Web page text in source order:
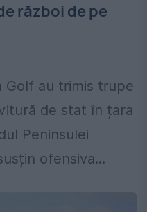
război de pe
Golf au trimis trupe
de stat în țara
Peninsulei
ofensiva...